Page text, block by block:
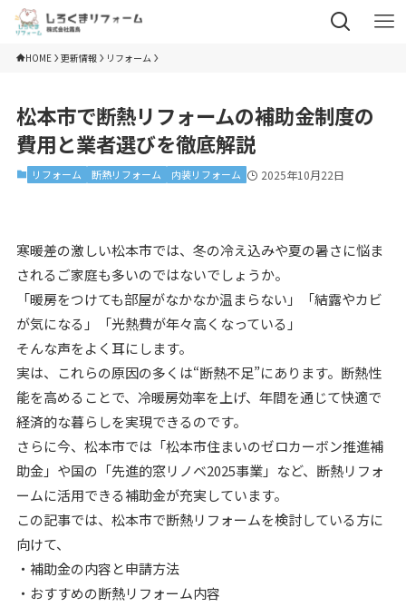
HOME 更新情報 リフォーム
松本市で断熱リフォームの補助金制度の
費用と業者選びを徹底解説
リフォーム 断熱リフォーム 内装リフォーム 2025年10月22日
寒暖差の激しい松本市では、冬の冷え込みや夏の暑さに悩ま
されるご家庭も多いのではないでしょうか。
「暖房をつけても部屋がなかなか温まらない」「結露やカビ
が気になる」「光熱費が年々高くなっている」
そんな声をよく耳にします。
実は、これらの原因の多くは“断熱不足”にあります。断熱性
能を高めることで、冷暖房効率を上げ、年間を通じて快適で
経済的な暮らしを実現できるのです。
さらに今、松本市では「松本市住まいのゼロカーボン推進補
助金」や国の「先進的窓リノベ2025事業」など、断熱リフォ
ームに活用できる補助金が充実しています。
この記事では、松本市で断熱リフォームを検討している方に
向けて、
・補助金の内容と申請方法
・おすすめの断熱リフォーム内容